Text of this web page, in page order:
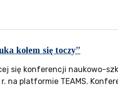
kołem się toczy”
się konferencji naukowo-
na platformie TEAMS.